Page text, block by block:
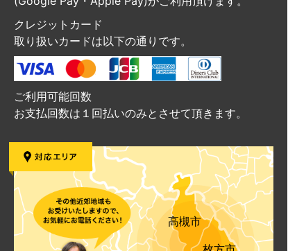
クレジットカード
取り扱いカードは以下の通りです。
ご利用可能回数
お支払回数は１回払いのみとさせて頂きます。
高槻市